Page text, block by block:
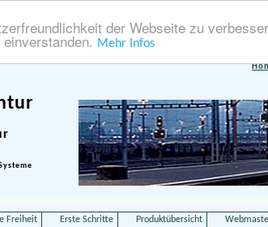
der Webseite zu
Mehr Infos
Freiheit Erste Schritte Produktübersicht